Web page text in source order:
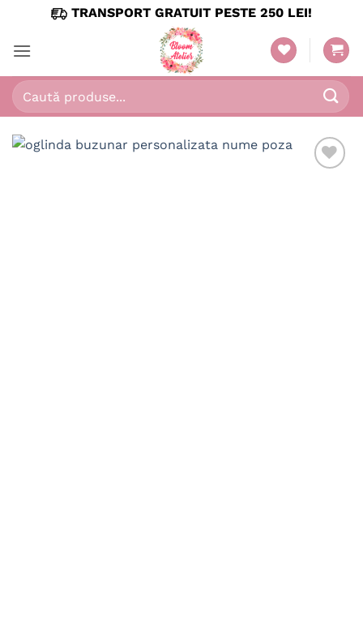
content
TRANSPORT GRATUIT PESTE 250 LEI!
Caută
după: